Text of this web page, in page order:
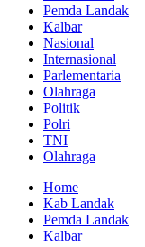
Pemda Landak
Kalbar
Nasional
Internasional
Parlementaria
Olahraga
Politik
Polri
TNI
Olahraga
Home
Kab Landak
Pemda Landak
Kalbar